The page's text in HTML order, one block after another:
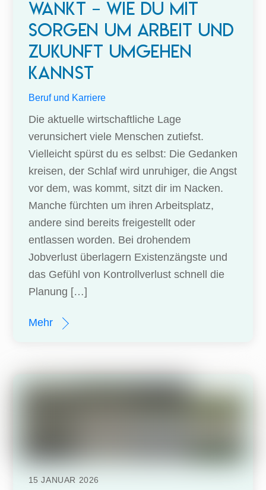
wankt – wie du mit
Sorgen um Arbeit und
Zukunft umgehen
kannst
Beruf und Karriere
Die aktuelle wirtschaftliche Lage
verunsichert viele Menschen zutiefst.
Vielleicht spürst du es selbst: Die Gedanken
kreisen, der Schlaf wird unruhiger, die Angst
vor dem, was kommt, sitzt dir im Nacken.
Manche fürchten um ihren Arbeitsplatz,
andere sind bereits freigestellt oder
entlassen worden. Bei drohendem
Jobverlust überlagern Existenzängste und
das Gefühl von Kontrollverlust schnell die
Planung […]
Mehr
15 JANUAR 2026